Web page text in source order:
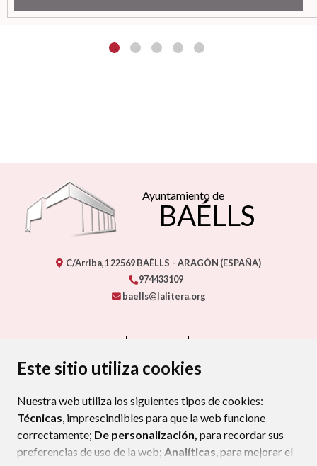
Este sitio utiliza cookies
Nuestra web utiliza los siguientes tipos de cookies:
Técnicas, imprescindibles para que la web funcione
correctamente; De personalización, para recordar sus
preferencias de uso de la web; Analíticas, para mejorar el
Ayuntamiento de
BAÉLLS
C/Arriba,122569BAÉLLS - ARAGÓN (ESPAÑA)
974433109
baells@lalitera.org
PROTECCIÓN DE DATOS
POLÍTICA DE COOKIES